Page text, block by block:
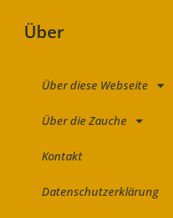
Über
Über diese Webseite
Über die Zauche
Kontakt
Datenschutzerklärung